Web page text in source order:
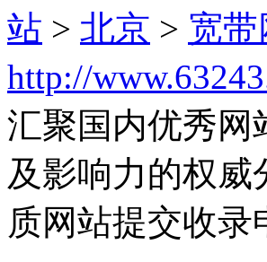
站 > 北京 > 宽
http://
汇聚国内优秀网
及影响力的权
质网站提交收录